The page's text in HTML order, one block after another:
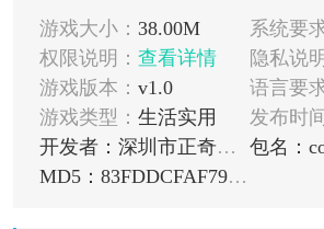
游戏大小： 38.00M 系统要
权限说明： 查看详情 隐私说
游戏版本： v1.0 语言要
游戏类型： 生活实用 发布时
开发者：深圳市正奇互动娱乐有限责任公司
包名：
MD5：83FDDCFAF7912FB9428EE62CA692F082